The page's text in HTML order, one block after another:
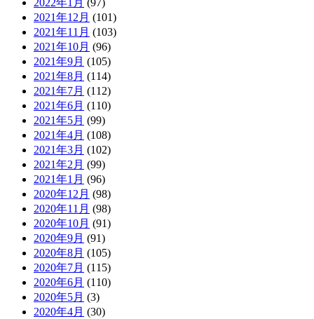
2022年1月 (97)
2021年12月 (101)
2021年11月 (103)
2021年10月 (96)
2021年9月 (105)
2021年8月 (114)
2021年7月 (112)
2021年6月 (110)
2021年5月 (99)
2021年4月 (108)
2021年3月 (102)
2021年2月 (99)
2021年1月 (96)
2020年12月 (98)
2020年11月 (98)
2020年10月 (91)
2020年9月 (91)
2020年8月 (105)
2020年7月 (115)
2020年6月 (110)
2020年5月 (3)
2020年4月 (30)